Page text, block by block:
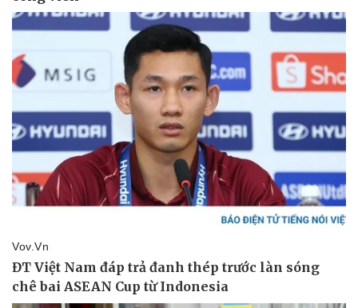
Thế giới thể thao